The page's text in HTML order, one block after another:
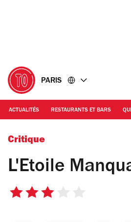
PARIS
ACTUALITÉS RESTAURANTS ET BARS
(c) Tania Brimson / Time Out |
Critique
L'Etoile
3